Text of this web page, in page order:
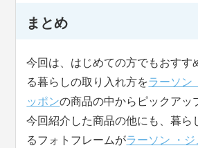
まとめ
今回は、はじめての方でもおすす
る暮らしの取り入れ方をラーソン
ッポンの商品の中からピックアッ
今回紹介した商品の他にも、暮ら
るフォトフレームがラーソン ・